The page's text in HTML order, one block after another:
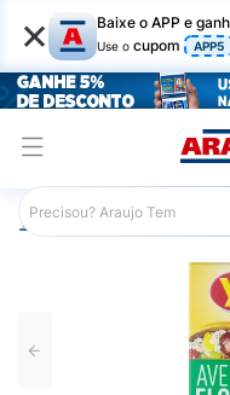
× Baixe o APP e
Use o cupom APP5
Araujo Nutrição